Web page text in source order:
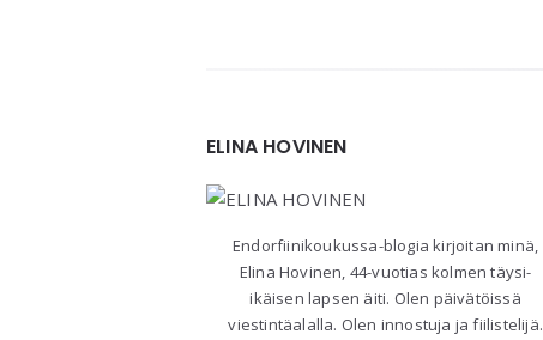
ELINA HOVINEN
Endorfiinikoukussa-blogia kirjoitan minä,
Elina Hovinen, 44-vuotias kolmen täysi-
ikäisen lapsen äiti. Olen päivätöissä
viestintäalalla. Olen innostuja ja fiilistelijä.